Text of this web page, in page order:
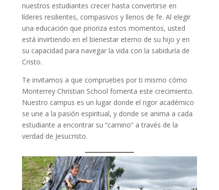
nuestros estudiantes crecer hasta convertirse en
líderes resilientes, compasivos y llenos de fe. Al elegir
una educación que prioriza estos momentos, usted
está invirtiendo en el bienestar eterno de su hijo y en
su capacidad para navegar la vida con la sabiduría de
Cristo.
Te invitamos a que compruebes por ti mismo cómo
Monterrey Christian School fomenta este crecimiento.
Nuestro campus es un lugar donde el rigor académico
se une a la pasión espiritual, y donde se anima a cada
estudiante a encontrar su “camino” a través de la
verdad de Jesucristo.